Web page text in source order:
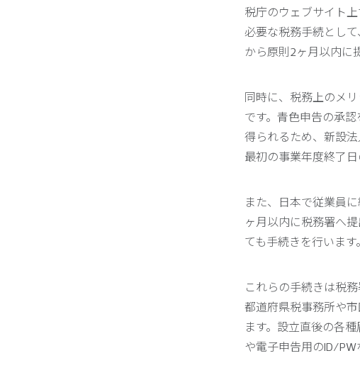
税庁のウェブサイト
必要な税務手続とし
から原則2ヶ月以内に
同時に、税務上のメ
です。青色申告の承
得られるため、新設
最初の事業年度終了日
また、日本で従業員
ヶ月以内に税務署へ
ても手続きを行います。
これらの手続きは税
都道府県税事務所や
ます。設立直後の各
や電子申告用のID/PW